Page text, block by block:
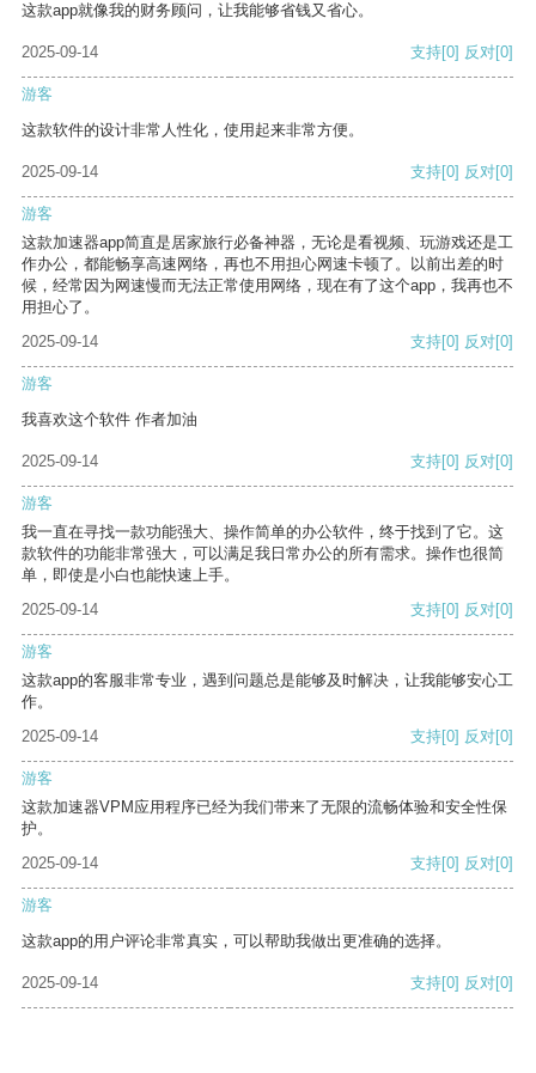
这款app就像我的财务顾问，让我能够省钱又省心。
2025-09-14 支持[0] 反对[0]
游客
这款软件的设计非常人性化，使用起来非常方便。
2025-09-14 支持[0] 反对[0]
游客
这款加速器app简直是居家旅行必备神器，无论是看视频、玩游戏还是工
作办公，都能畅享高速网络，再也不用担心网速卡顿了。以前出差的时
候，经常因为网速慢而无法正常使用网络，现在有了这个app，我再也不
用担心了。
2025-09-14
支持[0] 反对[0]
游客
我喜欢这个软件 作者加油
2025-09-14 支持[0] 反对[0]
游客
我一直在寻找一款功能强大、操作简单的办公软件，终于找到了它。这
款软件的功能非常强大，可以满足我日常办公的所有需求。操作也很简
单，即使是小白也能快速上手。
2025-09-14
支持[0] 反对[0]
游客
这款app的客服非常专业，遇到问题总是能够及时解决，让我能够安心工
作。
2025-09-14
支持[0] 反对[0]
游客
这款加速器VPM应用程序已经为我们带来了无限的流畅体验和安全性保
护。
2025-09-14
支持[0] 反对[0]
游客
这款app的用户评论非常真实，可以帮助我做出更准确的选择。
2025-09-14 支持[0] 反对[0]